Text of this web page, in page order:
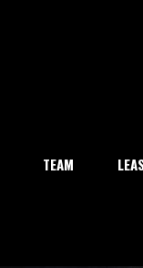
TEAM